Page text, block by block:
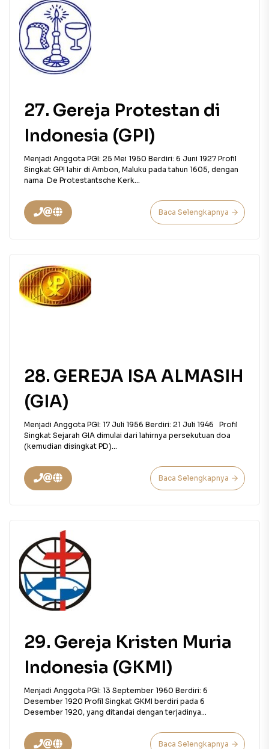
27. Gereja Protestan di
Indonesia (GPI)
Menjadi Anggota PGI: 25 Mei 1950 Berdiri: 6 Juni 1927 Profil
Singkat GPI lahir di Ambon, Maluku pada tahun 1605, dengan
nama De Protestantsche Kerk...
Baca Selengkapnya
28. GEREJA ISA ALMASIH
(GIA)
Menjadi Anggota PGI: 17 Juli 1956 Berdiri: 21 Juli 1946 Profil
Singkat Sejarah GIA dimulai dari lahirnya persekutuan doa
(kemudian disingkat PD)...
Baca Selengkapnya
29. Gereja Kristen Muria
Indonesia (GKMI)
Menjadi Anggota PGI: 13 September 1960 Berdiri: 6
Desember 1920 Profil Singkat GKMI berdiri pada 6
Desember 1920, yang ditandai dengan terjadinya...
Baca Selengkapnya